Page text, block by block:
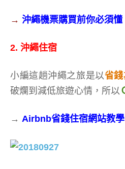
→ 沖繩機票購買前你必須懂
2. 沖繩住宿
小編這趟沖繩之旅是以省
破爛到減低旅遊心情，所以
→ Airbnb省錢住宿網站教學